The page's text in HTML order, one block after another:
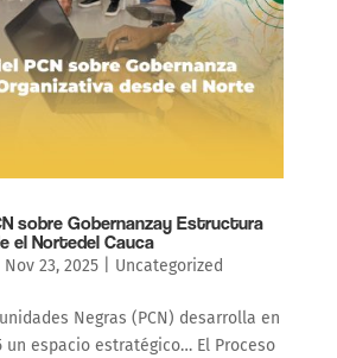
sobre Gobernanzay Estructura
el Nortedel Cauca
Nov 23, 2025| Uncategorized
Negras (PCN) desarrolla en
un espacio estratégico… El Proceso